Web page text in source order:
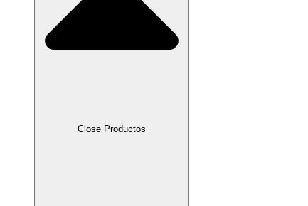
Close Productos